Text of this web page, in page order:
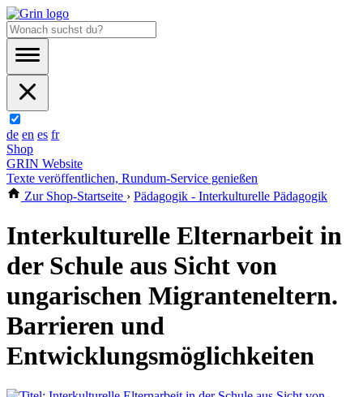
de en es fr
Shop
GRIN Website
Texte veröffentlichen, Rundum-Service genießen
Zur Shop-Startseite › Pädagogik - Interkulturelle Pädagogik
Interkulturelle Elternarbeit in
der Schule aus Sicht von
ungarischen Migranteneltern.
Barrieren und
Entwicklungsmöglichkeiten